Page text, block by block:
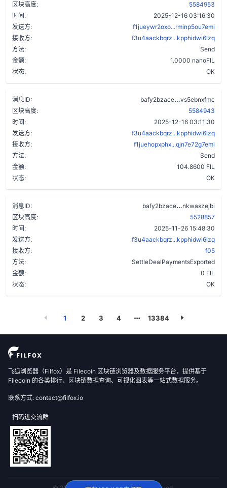
区块高度:
5584953
时间:
2025-12-16 03:16:30
发送方:
f1jueywr2oxo...rminp5ou7emi
接收方:
f3u4aackbqrz...kpphidwi6lzq
方法:
Send
金额:
1.0000 nanoFIL
状态:
OK
消息ID: bafy2bzace
vs5ebnxfmc
区块高度:
5584943
时间:
2025-12-16 03:11:30
发送方:
f3u4aackbqrz...kpphidwi6lzq
接收方:
f1juehopxphx...qjn7e72g7emi
方法:
Send
金额:
104.8600 FIL
状态:
OK
消息ID: bafy2bzace
nkwaszejbi
区块高度:
5528857
时间:
2025-11-26 15:48:30
发送方:
f3u4aackbqrz...kpphidwi6lzq
接收方:
f05
方法:
SettleDealPaymentsExported
金额:
0 FIL
状态:
OK
1 2 3 4 13384
飞狐浏览器（Filfox）是 Filecoin 区块链浏览器及数据服务平台，提供基于
Filecoin 的各类排行、区块链数据查询、可视化图表等一站式数据服务。
联系方式: contact@filfox.io
扫码进交流群